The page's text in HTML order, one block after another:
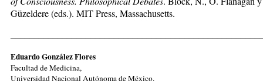
Güzeldere (eds.). MIT Press, Massachusetts.
Eduardo González Flores
Facultad de Medicina,
Universidad Nacional Autónoma de México.